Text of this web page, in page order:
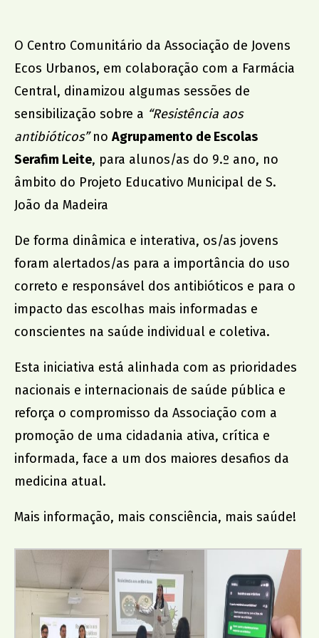
Cidade no Jardim
Jantar de Solidariedade
Aniversário da Associação
parcerias
ACCL, Party Sleep Repeat
Comissão de Proteção de Crianças e Jovens SJM
DGRSP, Equipa Entre o Douro e Vouga
Rede Social SJM
Agrupamento de Escolas
Dr. Serafim Leite
Agrupamento de Escolas
Dr. João da Silva Correia
O Centro Comunitário da Associação de Jovens
Ecos Urbanos, em colaboração com a Farmácia
Central, dinamizou algumas sessões de
sensibilização sobre a “Resistência aos
antibióticos”noAgrupamento de Escolas
Serafim Leite, para alunos/as do 9.º ano, no
âmbito do Projeto Educativo Municipal de S.
João da Madeira
De forma dinâmica e interativa, os/as jovens
foram alertados/as para a importância do uso
correto e responsável dos antibióticos e para o
impacto das escolhas mais informadas e
conscientes na saúde individual e coletiva.
Esta iniciativa está alinhada com as prioridades
nacionais e internacionais de saúde pública e
reforça o compromisso da Associação com a
promoção de uma cidadania ativa, crítica e
informada, face a um dos maiores desafios da
medicina atual.
Mais informação, mais consciência, mais saúde!